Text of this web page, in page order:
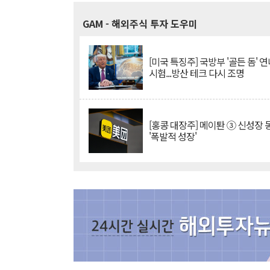
GAM - 해외주식 투자 도우미
[미국 특징주] 국방부 '골든 돔'
시험...방산 테크 다시 조명
[홍콩 대장주] 메이퇀 ③ 신성장
'폭발적 성장'